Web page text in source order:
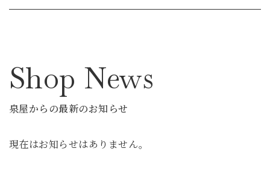
Shop News
泉屋からの最新のお知らせ
現在はお知らせはありません。